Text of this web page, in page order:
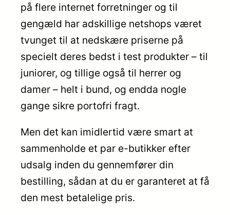
på flere internet forretninger og til
gengæld har adskillige netshops været
tvunget til at nedskære priserne på
specielt deres bedst i test produkter – til
juniorer, og tillige også til herrer og
damer – helt i bund, og endda nogle
gange sikre portofri fragt.
Men det kan imidlertid være smart at
sammenholde et par e-butikker efter
udsalg inden du gennemfører din
bestilling, sådan at du er garanteret at få
den mest betalelige pris.